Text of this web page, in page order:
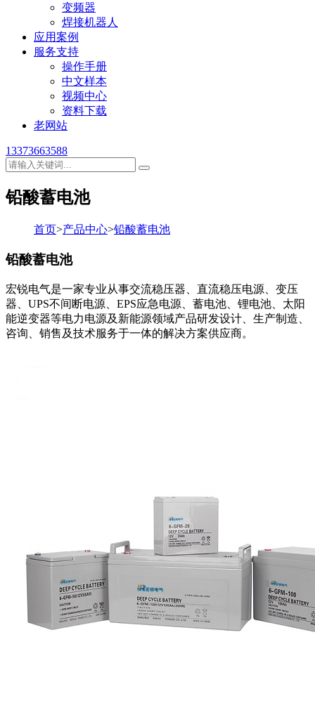
变频器
焊接机器人
应用案例
服务支持
操作手册
中文样本
视频中心
资料下载
老网站
13373663588
铅酸蓄电池
首页>产品中心>铅酸蓄电池
铅酸蓄电池
宏锐电气是一家专业从事交流稳压器、直流稳压电源、变压
器、UPS不间断电源、EPS应急电源、蓄电池、锂电池、太阳
能逆变器等电力电源及新能源领域产品研发设计、生产制造、
咨询、销售及技术服务于一体的解决方案供应商。